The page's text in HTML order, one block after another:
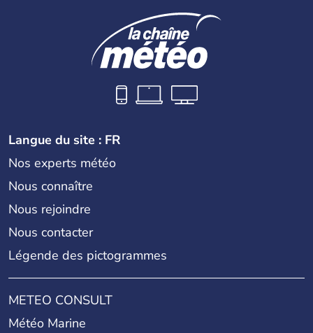
Langue du site : FR
Nos experts météo
Nous connaître
Nous rejoindre
Nous contacter
Légende des pictogrammes
METEO CONSULT
Météo Marine